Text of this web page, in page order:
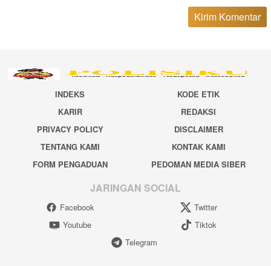
INDEKS
KODE ETIK
KARIR
REDAKSI
PRIVACY POLICY
DISCLAIMER
TENTANG KAMI
KONTAK KAMI
FORM PENGADUAN
PEDOMAN MEDIA SIBER
JARINGAN SOCIAL
Facebook
Twitter
Youtube
Tiktok
Telegram